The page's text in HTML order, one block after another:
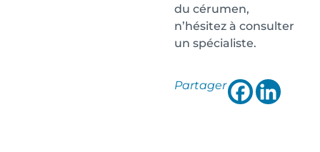
du cérumen,
n’hésitez à consulter
un spécialiste.
Partager